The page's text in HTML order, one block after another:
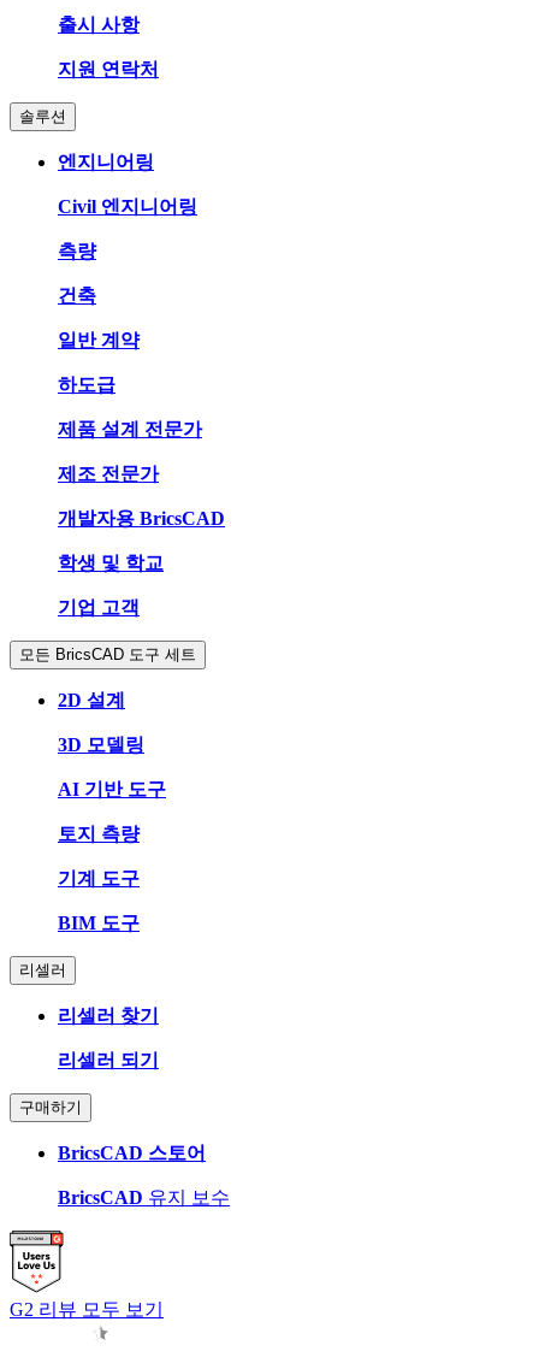
출시 사항
지원 연락처
솔루션
엔지니어링
Civil 엔지니어링
측량
건축
일반 계약
하도급
제품 설계 전문가
제조 전문가
개발자용 BricsCAD
학생 및 학교
기업 고객
모든 BricsCAD 도구 세트
2D 설계
3D 모델링
AI 기반 도구
토지 측량
기계 도구
BIM 도구
리셀러
리셀러 찾기
리셀러 되기
구매하기
BricsCAD 스토어
BricsCAD 유지 보수
G2 리뷰 모두 보기